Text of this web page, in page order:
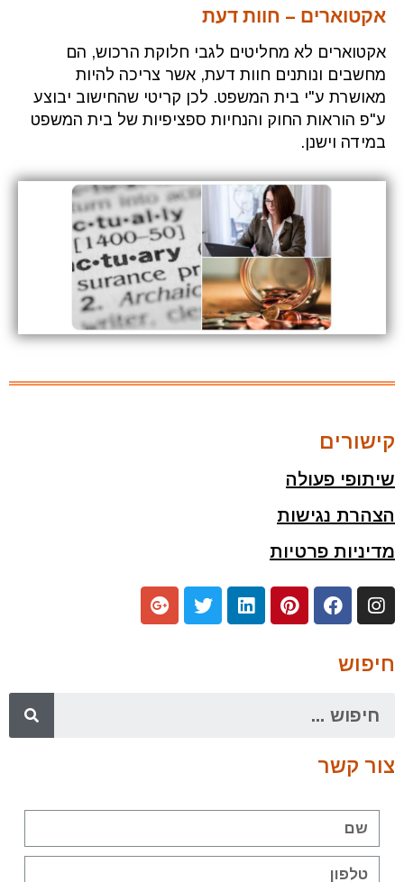
אקטוארים – חוות דעת
אקטוארים לא מחליטים לגבי חלוקת הרכוש, הם
מחשבים ונותנים חוות דעת, אשר צריכה להיות
מאושרת ע"י בית המשפט. לכן קריטי שהחישוב יבוצע
ע"פ הוראות החוק והנחיות ספציפיות של בית המשפט
במידה וישנן.
קישורים
שיתופי פעולה
הצהרת נגישות
מדיניות פרטיות
חיפוש
צור קשר